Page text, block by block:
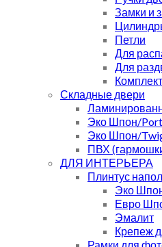
Замки и
Петли
Для
Для
Складные двери
Эко Шпон/
Эко Шпон/
ПВХ
ДЛЯ ИНТЕРЬЕРА
Плинтус
Эко
Евро
Эмалит
Крепеж